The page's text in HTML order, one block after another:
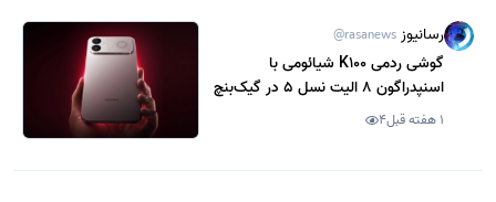
رسانیوز @rasanews
گوشی ردمی K100 شیائومی با
اسنپدراگون 8 الیت نسل 5 در گیک‌بنچ
رویت شد1 هفته قبل 4